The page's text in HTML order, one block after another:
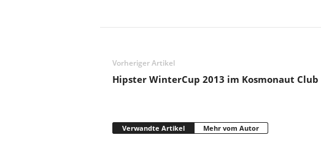
Vorheriger Artikel
Hipster WinterCup 2013 im Kosmonaut Club
Verwandte Artikel Mehr vom Autor